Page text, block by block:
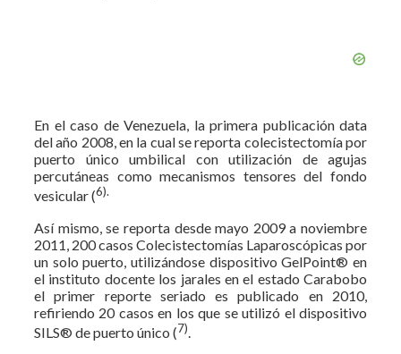
En el caso de Venezuela, la primera publicación data
del año 2008, en la cual se reporta colecistectomía por
puerto único umbilical con utilización de agujas
percutáneas como mecanismos tensores del fondo
vesicular (6).
Así mismo, se reporta desde mayo 2009 a noviembre
2011, 200 casos Colecistectomías Laparoscópicas por
un solo puerto, utilizándose dispositivo GelPoint® en
el instituto docente los jarales en el estado Carabobo
el primer reporte seriado es publicado en 2010,
refiriendo 20 casos en los que se utilizó el dispositivo
SILS® de puerto único (7).